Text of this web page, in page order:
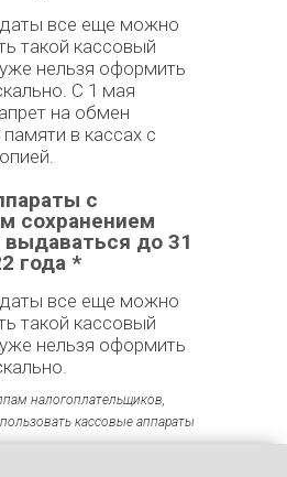
все еще можно
такой кассовый
нельзя оформить
С 1 мая
на обмен
в кассах с
с
сохранением
выдаваться до 31
года *
все еще можно
такой кассовый
нельзя оформить
налогоплательщиков,
кассовые аппараты